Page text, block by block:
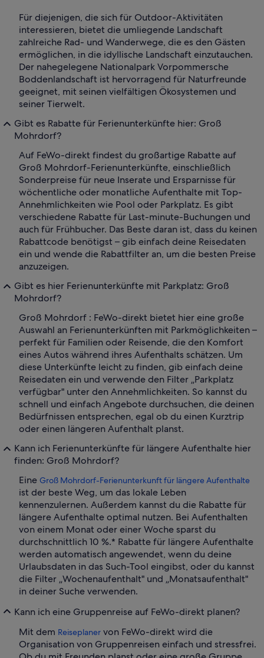
Für diejenigen, die sich für Outdoor-Aktivitäten
interessieren, bietet die umliegende Landschaft
zahlreiche Rad- und Wanderwege, die es den Gästen
ermöglichen, in die idyllische Landschaft einzutauchen.
Der nahegelegene Nationalpark Vorpommersche
Boddenlandschaft ist hervorragend für Naturfreunde
geeignet, mit seinen vielfältigen Ökosystemen und
seiner Tierwelt.
Gibt es Rabatte für Ferienunterkünfte hier: Groß
Mohrdorf?
Auf FeWo-direkt findest du großartige Rabatte auf
Groß Mohrdorf-Ferienunterkünfte, einschließlich
Sonderpreise für neue Inserate und Ersparnisse für
wöchentliche oder monatliche Aufenthalte mit Top-
Annehmlichkeiten wie Pool oder Parkplatz. Es gibt
verschiedene Rabatte für Last-minute-Buchungen und
auch für Frühbucher. Das Beste daran ist, dass du keinen
Rabattcode benötigst – gib einfach deine Reisedaten
ein und wende die Rabattfilter an, um die besten Preise
anzuzeigen.
Gibt es hier Ferienunterkünfte mit Parkplatz: Groß
Mohrdorf?
Groß Mohrdorf : FeWo-direkt bietet hier eine große
Auswahl an Ferienunterkünften mit Parkmöglichkeiten –
perfekt für Familien oder Reisende, die den Komfort
eines Autos während ihres Aufenthalts schätzen. Um
diese Unterkünfte leicht zu finden, gib einfach deine
Reisedaten ein und verwende den Filter „Parkplatz
verfügbar" unter den Annehmlichkeiten. So kannst du
schnell und einfach Angebote durchsuchen, die deinen
Bedürfnissen entsprechen, egal ob du einen Kurztrip
oder einen längeren Aufenthalt planst.
Kann ich Ferienunterkünfte für längere Aufenthalte hier
finden: Groß Mohrdorf?
Eine Groß Mohrdorf-Ferienunterkunft für längere Aufenthalte
ist der beste Weg, um das lokale Leben
kennenzulernen. Außerdem kannst du die Rabatte für
längere Aufenthalte optimal nutzen. Bei Aufenthalten
von einem Monat oder einer Woche sparst du
durchschnittlich 10 %.* Rabatte für längere Aufenthalte
werden automatisch angewendet, wenn du deine
Urlaubsdaten in das Such-Tool eingibst, oder du kannst
die Filter „Wochenaufenthalt" und „Monatsaufenthalt"
in deiner Suche verwenden.
Kann ich eine Gruppenreise auf FeWo-direkt planen?
Mit dem Reiseplaner von FeWo-direkt wird die
Organisation von Gruppenreisen einfach und stressfrei.